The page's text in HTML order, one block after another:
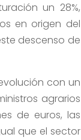
un 28%,
en origen del
descenso de
con un
agrarios
de euros, las
que el sector